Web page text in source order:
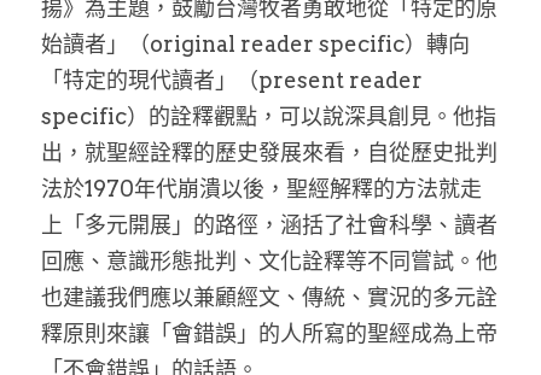
揚》為主題，鼓勵台灣牧者勇敢地從「特定的原
始讀者」（original reader specific）轉向
「特定的現代讀者」（present reader
specific）的詮釋觀點，可以說深具創見。他指
出，就聖經詮釋的歷史發展來看，自從歷史批判
法於1970年代崩潰以後，聖經解釋的方法就走
上「多元開展」的路徑，涵括了社會科學、讀者
回應、意識形態批判、文化詮釋等不同嘗試。他
也建議我們應以兼顧經文、傳統、實況的多元詮
釋原則來讓「會錯誤」的人所寫的聖經成為上帝
「不會錯誤」的話語。